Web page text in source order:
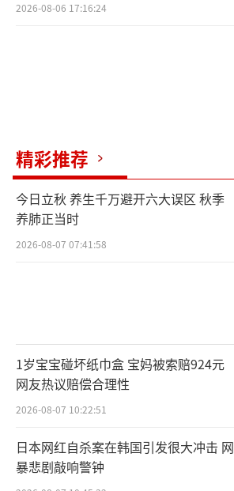
2026-08-06 17:16:24
精彩推荐
今日立秋 养生千万避开六大误区 秋季
养肺正当时
2026-08-07 07:41:58
1岁宝宝碰坏纸巾盒 宝妈被索赔924元
网友热议赔偿合理性
2026-08-07 10:22:51
日本网红自杀案在韩国引发很大冲击 网
暴悲剧敲响警钟